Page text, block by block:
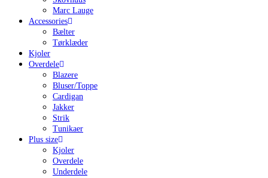
Marc Lauge
Accessories
Bælter
Tørklæder
Kjoler
Overdele
Blazere
Bluser/Toppe
Cardigan
Jakker
Strik
Tunikaer
Plus size
Kjoler
Overdele
Underdele